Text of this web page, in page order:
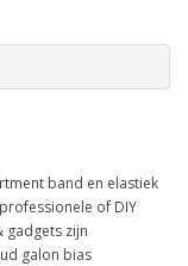
band en elastiek
of DIY
gadgets zijn
galon bias